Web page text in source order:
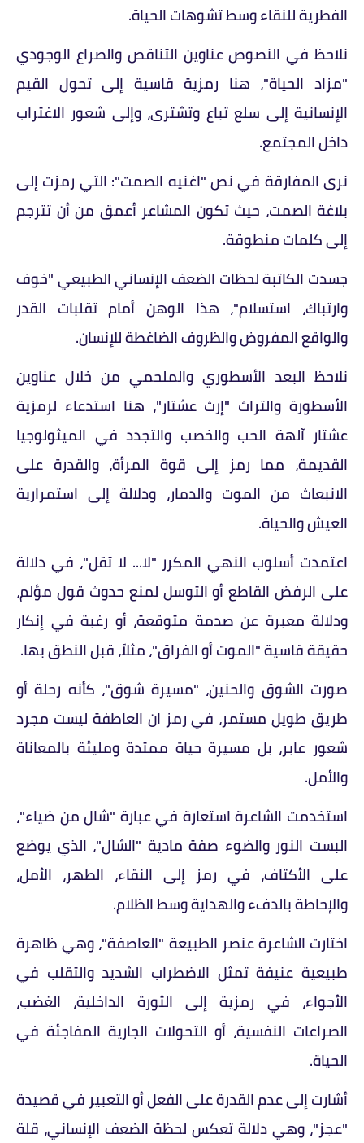
الفطرية للنقاء وسط تشوهات الحياة.
نلاحظ في النصوص عناوين التناقص والصراع الوجودي
"مزاد الحياة"، هنا رمزية قاسية إلى تحول القيم
الإنسانية إلى سلع تباع وتشترى، وإلى شعور الاغتراب
داخل المجتمع.
نرى المفارقة في نص "اغنيه الصمت": التي رمزت إلى
بلاغة الصمت، حيث تكون المشاعر أعمق من أن تترجم
إلى كلمات منطوقة.
جسدت الكاتبة لحظات الضعف الإنساني الطبيعي "خوف
وارتباك، استسلام"، هذا الوهن أمام تقلبات القدر
والواقع المفروض والظروف الضاغطة للإنسان.
نلاحظ البعد الأسطوري والملحمي من خلال عناوين
الأسطورة والتراث "إرث عشتار"، هنا استدعاء لرمزية
عشتار آلهة الحب والخصب والتجدد في الميثولوجيا
القديمة، مما رمز إلى قوة المرأة، والقدرة على
الانبعاث من الموت والدمار، ودلالة إلى استمرارية
العيش والحياة.
اعتمدت أسلوب النهي المكرر "لا... لا تقل"، في دلالة
على الرفض القاطع أو التوسل لمنع حدوث قول مؤلم،
ودلالة معبرة عن صدمة متوقعة، أو رغبة في إنكار
حقيقة قاسية "الموت أو الفراق"، مثلاً، قبل النطق بها.
صورت الشوق والحنين، "مسيرة شوق"، كأنه رحلة أو
طريق طويل مستمر، في رمز ان العاطفة ليست مجرد
شعور عابر، بل مسيرة حياة ممتدة ومليئة بالمعاناة
والأمل.
استخدمت الشاعرة استعارة في عبارة "شال من ضياء"،
البست النور والضوء صفة مادية "الشال"، الذي يوضع
على الأكتاف، في رمز إلى النقاء، الطهر، الأمل،
والإحاطة بالدفء والهداية وسط الظلام.
اختارت الشاعرة عنصر الطبيعة "العاصفة"، وهي ظاهرة
طبيعية عنيفة تمثل الاضطراب الشديد والتقلب في
الأجواء، في رمزية إلى الثورة الداخلية، الغضب،
الصراعات النفسية، أو التحولات الجارية المفاجئة في
الحياة.
أشارت إلى عدم القدرة على الفعل أو التعبير في قصيدة
"عجز"، وهي دلالة تعكس لحظة الضعف الإنساني، قلة